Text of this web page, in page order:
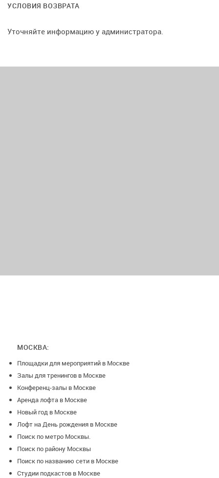
УСЛОВИЯ ВОЗВРАТА
Уточняйте информацию у администратора.
МОСКВА:
Площадки для мероприятий в Москве
Залы для тренингов в Москве
Конференц-залы в Москве
Аренда лофта в Москве
Новый год в Москве
Лофт на День рождения в Москве
Поиск по метро Москвы.
Поиск по району Москвы
Поиск по названию сети в Москве
Студии подкастов в Москве